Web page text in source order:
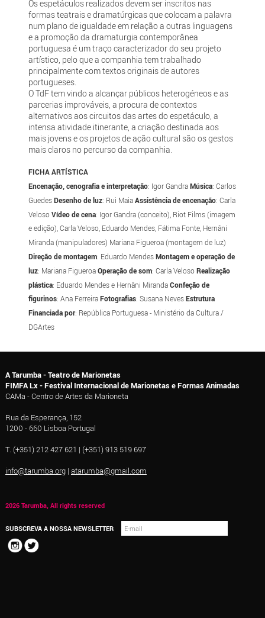
Os espetáculos realizados devem ser inscritos nas
formas teatrais e dramatúrgicas que colocam a palavra
num plano de igualdade em relação a outras linguagens
e a promoção da dramaturgia contemporânea
portuguesa é um traço caracterizador do seu projeto
artístico, pelo que a companhia tem trabalhado
principalmente com textos originais de autores
portugueses.
O TdF tem vindo a alcançar públicos heterogéneos e as
parcerias improváveis, a procura de contextos
alternativos aos circuitos das artes do espetáculo, a
intensa atividade itinerante, a criação destinada aos
mais jovens e os projetos de ação cultural são os gestos
mais claros no percurso da companhia.
FICHA ARTÍSTICA
Encenação, cenografia e interpretação: Igor GandraMúsica: Carlos
GuedesDesenho de luz: Rui MaiaAssistência de encenação: Carla
VelosoVídeo de cena: Igor Gandra (conceito), Riot Films (imagem
e edição), Carla Veloso, Eduardo Mendes, Fátima Fonte, Hernâni
Miranda (manipuladores) Mariana Figueroa (montagem de luz)
Direção de montagem: Eduardo MendesMontagem e operação de
luz: Mariana FigueroaOperação de som: Carla VelosoRealização
plástica: Eduardo Mendes e Hernâni MirandaConfeção de
figurinos: Ana FerreiraFotografias: Susana NevesEstrutura
Financiada por: República Portuguesa - Ministério da Cultura /
DGArtes
A Tarumba - Teatro de Marionetas
FIMFA Lx - Festival Internacional de Marionetas e Formas Animadas
CAMa - Centro de Artes da Marioneta
Rua da Esperança, 152
1200 - 660 Lisboa Portugal
T. (+351) 212 427 621 | (+351) 913 519 697
info@tarumba.org| atarumba@gmail.com
2026 Tarumba, All rights reserved
SUBSCREVA A NOSSA NEWSLETTER